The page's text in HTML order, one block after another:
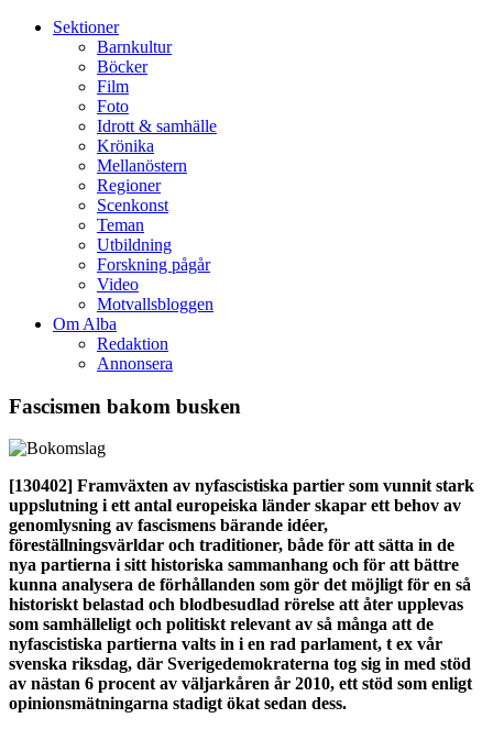
Sektioner
Barnkultur
Böcker
Film
Foto
Idrott & samhälle
Krönika
Mellanöstern
Regioner
Scenkonst
Teman
Utbildning
Forskning pågår
Video
Motvallsbloggen
Om Alba
Redaktion
Annonsera
Fascismen bakom busken
[130402] Framväxten av nyfascistiska partier som vunnit stark
uppslutning i ett antal europeiska länder skapar ett behov av
genomlysning av fascismens bärande idéer,
föreställningsvärldar och traditioner, både för att sätta in de
nya partierna i sitt historiska sammanhang och för att bättre
kunna analysera de förhållanden som gör det möjligt för en så
historiskt belastad och blodbesudlad rörelse att åter upplevas
som samhälleligt och politiskt relevant av så många att de
nyfascistiska partierna valts in i en rad parlament, t ex vår
svenska riksdag, där Sverigedemokraterna tog sig in med stöd
av nästan 6 procent av väljarkåren år 2010, ett stöd som enligt
opinionsmätningarna stadigt ökat sedan dess.